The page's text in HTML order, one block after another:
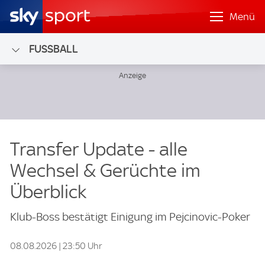
Menü
FUSSBALL
Transfer Update - alle
Wechsel & Gerüchte im
Überblick
Klub-Boss bestätigt Einigung im Pejcinovic-Poker
08.08.2026 | 23:50 Uhr